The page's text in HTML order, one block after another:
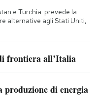
e Turchia: prevede la
alternative agli Stati Uniti,
frontiera all’Italia
di energia